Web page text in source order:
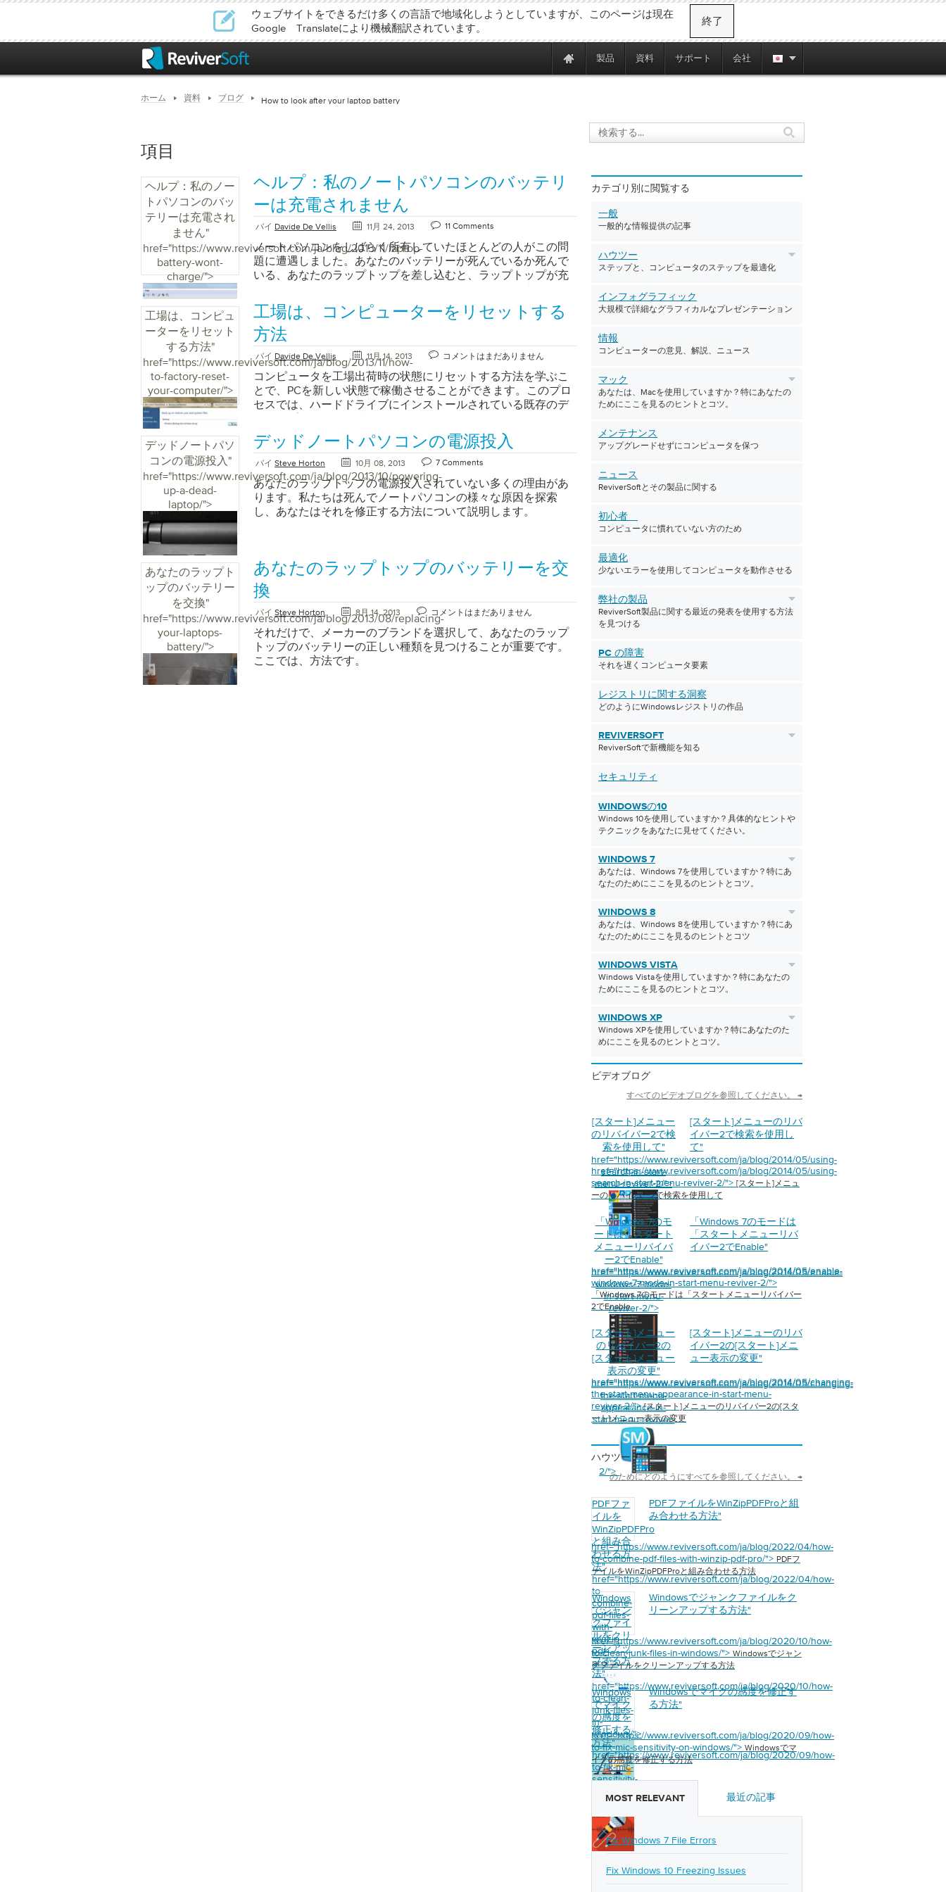
ウェブサイトをできるだけ多くの言語で地域化しようとしていますが、このページは現在
Google Translateにより機械翻訳されています。
終了
製品 資料 サポート 会社
ホーム 資料 ブログ How to look after your laptop battery
項目
ヘルプ：私のノー
トパソコンのバッ
テリーは充電され
ません"
href="https://www.reviversoft.com/ja/blog/2013/11/laptop-
battery-wont-
charge/">
ヘルプ：私のノートパソコンのバッテリ
ーは充電されません
バイ Davide De Vellis 11月 24, 2013 11 Comments
ノートパソコンをしばらく所有していたほとんどの人がこの問
題に遭遇しました。あなたのバッテリーが死んでいるか死んで
いる、あなたのラップトップを差し込むと、ラップトップが充
つかありますが、適切な解決策を見つけるには、正確な問題を
絞り込むために、お客様の一部のトラブルシューティングが必
要です。ここでは、ノートパソコンが充電されない理由と、そ
れを再び動作させるために交換または修理が必要な場合がある
ことを確認するための手順を示します。 明白なことから始まる
ラップトップが充電されないときに最初に行うべきことは、一
時的な不具合、ケーブルの抜けやバッテリーの抜けなどの問題
ではないことを確認することです。それは単にばかげて聞こえ
るかもしれませんが、電源ケーブルが壁のプラグから偶然蹴ら
に簡単です。ここでは、ラップトップが充電されないときに問
題を引き起こしている可能性のある最も明白なものをチェック
する方法をステップバイステップで示します。 コンピュータを
再起動し、問題が解決するかどうかを確認します。大きな問題
となることがあった問題を修正できる頻度は驚くでしょう。 コ
ンピュータの電源を切り、コンピュータとコンバーター（電源
ンを30秒以上押し続けます。これは「パワーサイクル」と呼ば
れ、問題を解決するのに役立ちます。 すべてのものをバックア
ップし、バッテリーの接続を維持するダストがなく、ACアダプ
ターがきついことを確認してください。コンピュータの電源を
入れ直し、問題が解決するかどうか確認してください。 クイッ
クトラブルシューティングのヒントお使いのコンピュータのバ
ッテリが完全に消耗している場合は、バッテリまたは電源コー
ドで問題が発生する可能性が最も高いかどうかを簡単に絞り込
むことができます。電源コードを使用してコンピュータを動作
工場は、コンピュ
ーターをリセット
する方法"
href="https://www.reviversoft.com/ja/blog/2013/11/how-
to-factory-reset-
your-computer/">
工場は、コンピューターをリセットする
方法
バイ Davide De Vellis 11月 14, 2013 コメントはまだありません
コンピュータを工場出荷時の状態にリセットする方法を学ぶこ
とで、PCを新しい状態で稼働させることができます。このプロ
セスでは、ハードドライブにインストールされている既存のデ
PCを最初に開いたときの状態にリセットします（不要なプログ
ラムがすべて含まれない場合もあります） – ほとんどの新しい
PCに付属しているクラップウェア）。一部の人は、PCを定期的
にリセットして、チップトップの形で稼働させ続けることを選
択します。通常、この手順は、従来の方法では容易に修復でき
ない問題が発生したときに実行されます。 最近のコンピュータ
の工場出荷時の方法は、実行しているWindowsのバージョンと
る前に、重要なファイルをバックアップすることをお勧めしま
す。 Windows XPを使用している場合は、まずWindows XPイン
ストールディスクからバックアップユーティリティをインスト
ールする必要があります。 Windows XPでデータをバックアップ
するには： Windows XPディスクをCDドライブに挿入する CD
で、X：\ ValueAdd \ Msft \ Ntbackupに移動します（Xはドライ
ブ文字です） Ntbackup.msiをクリックし、指示に従ってウィザ
ードを実行しますユーティリティをインストールしたら、[スタ
デッドノートパソ
コンの電源投入 "
href="https://www.reviversoft.com/ja/blog/2013/10/powering-
up-a-dead-
laptop/">
デッドノートパソコンの電源投入
バイ Steve Horton 10月 08, 2013 7 Comments
あなたのラップトップの電源投入されていない多くの理由があ
ります。私たちは死んでノートパソコンの様々な原因を探索
し、あなたはそれを修正する方法について説明します。
あなたのラップト
ップのバッテリー
を交換"
href="https://www.reviversoft.com/ja/blog/2013/08/replacing-
your-laptops-
battery/">
あなたのラップトップのバッテリーを交
換
バイ Steve Horton 8月 14, 2013 コメントはまだありません
それだけで、メーカーのブランドを選択して、あなたのラップ
トップのバッテリーの正しい種類を見つけることが重要です。
ここでは、方法です。
カテゴリ別に閲覧する
一般
一般的な情報提供の記事
ハウツー
ステップと、コンピュータのステップを最適化
インフォグラフィック
大規模で詳細なグラフィカルなプレゼンテーション
情報
コンピューターの意見、解説、ニュース
マック
あなたは、Macを使用していますか？特にあなたの
ためにここを見るのヒントとコツ。
メンテナンス
アップグレードせずにコンピュータを保つ
ニュース
ReviverSoftとその製品に関する
初心者
コンピュータに慣れていない方のため
最適化
少ないエラーを使用してコンピュータを動作させる
弊社の製品
ReviverSoft製品に関する最近の発表を使用する方法
を見つける
PC の障害
それを遅くコンピュータ要素
レジストリに関する洞察
どのようにWindowsレジストリの作品
REVIVERSOFT
ReviverSoftで新機能を知る
セキュリティ
WINDOWSの10
Windows 10を使用していますか？具体的なヒントや
テクニックをあなたに見せてください。
WINDOWS 7
あなたは、Windows 7を使用していますか？特にあ
なたのためにここを見るのヒントとコツ。
WINDOWS 8
あなたは、Windows 8を使用していますか？特にあ
なたのためにここを見るのヒントとコツ
WINDOWS VISTA
Windows Vistaを使用していますか？特にあなたの
ためにここを見るのヒントとコツ。
WINDOWS XP
Windows XPを使用していますか？特にあなたのた
めにここを見るのヒントとコツ。
ビデオブログ
すべてのビデオブログを参照してください。 →
[スタート]メニュー
のリバイバー2で検
索を使用して"
href="https://www.reviversoft.com/ja/blog/2014/05/using-
search-in-start-
menu-reviver-2/">
[スタート]メニューのリバ
イバー2で検索を使用し
て"
href="https://www.reviversoft.com/ja/blog/2014/05/using-
search-in-start-menu-reviver-2/"> [スタート]メニュ
ーのリバイバー2で検索を使用して
「Windows 7のモ
ードは「スタート
メニューリバイバ
ー2でEnable"
href="https://www.reviversoft.com/ja/blog/2014/05/enable-
windows-7-mode-
in-start-menu-
reviver-2/">
「Windows 7のモードは
「スタートメニューリバ
イバー2でEnable"
href="https://www.reviversoft.com/ja/blog/2014/05/enable-
windows-7-mode-in-start-menu-reviver-2/">
「Windows 7のモードは「スタートメニューリバイバー
2でEnable
[スタート]メニュー
のリバイバー2の
[スタート]メニュー
表示の変更"
href="https://www.reviversoft.com/ja/blog/2014/05/changing-
the-start-menu-
appearance-in-
start-menu-reviver-
2/">
[スタート]メニューのリバ
イバー2の[スタート]メニ
ュー表示の変更"
href="https://www.reviversoft.com/ja/blog/2014/05/changing-
the-start-menu-appearance-in-start-menu-
reviver-2/">[スタート]メニューのリバイバー2の[スタ
ート]メニュー表示の変更
ハウツー
のためにどのようにすべてを参照してください。 →
PDFファ
イルを
WinZipPDFPro
と組み合
わせる方
法"
href="https://www.reviversoft.com/ja/blog/2022/04/how-
to-
combine-
pdf-files-
with-
winzip-
pdf-
pro/">
PDFファイルをWinZipPDFProと組
み合わせる方法"
href="https://www.reviversoft.com/ja/blog/2022/04/how-
to-combine-pdf-files-with-winzip-pdf-pro/"> PDFフ
ァイルをWinZipPDFProと組み合わせる方法
Windows
でジャン
クファイ
ルをクリ
ーンアッ
プする方
法"
href="https://www.reviversoft.com/ja/blog/2020/10/how-
to-clean-
junk-files-
in-
windows/">
Windowsでジャンクファイルをク
リーンアップする方法"
href="https://www.reviversoft.com/ja/blog/2020/10/how-
to-clean-junk-files-in-windows/"> Windowsでジャン
クファイルをクリーンアップする方法
Windows
でマイク
の感度を
修正する
方法"
href="https://www.reviversoft.com/ja/blog/2020/09/how-
to-fix-mic-
sensitivity-
windows/">
Windowsでマイクの感度を修正す
る方法"
href="https://www.reviversoft.com/ja/blog/2020/09/how-
to-fix-mic-sensitivity-on-windows/"> Windowsでマ
イクの感度を修正する方法
MOST RELEVANT 最近の記事
Fix Windows 7 File Errors
Fix Windows 10 Freezing Issues